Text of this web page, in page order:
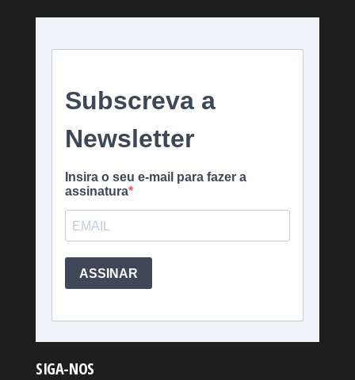
SIGA-NOS